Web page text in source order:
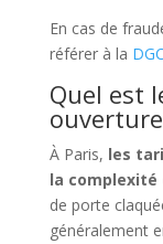
En cas de
référer à la
Quel est
À Paris, les
la complexité
de porte
généralement